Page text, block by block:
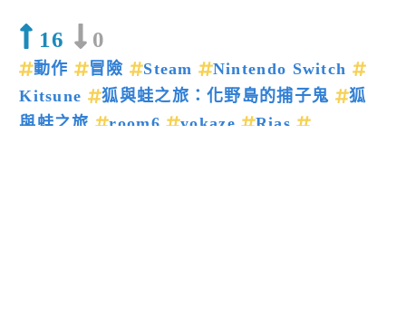
16 0
動作 冒險 Steam
Nintendo Switch
Kitsune
狐與蛙之旅：化野島的捕子鬼
狐
與蛙之旅
room6 yokaze
Rias